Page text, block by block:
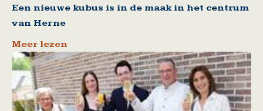
Een nieuwe kubus is in de maak in het centrum
van Herne
Meer lezen